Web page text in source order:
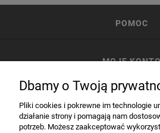
POMOC
MOJE
Dbamy o Twoją
Pliki cookies i pokrewne im technologie
działanie strony i pomagają nam
potrzeb. Możesz zaakceptować